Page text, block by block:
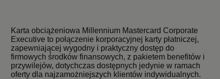
Karta obciążeniowa Millennium Mastercard Corporate
Executive to połączenie korporacyjnej karty płatniczej,
zapewniającej wygodny i praktyczny dostęp do
firmowych środków finansowych, z pakietem benefitów i
przywilejów, dotychczas dostępnych jedynie w ramach
oferty dla najzamożniejszych klientów indywidualnych.